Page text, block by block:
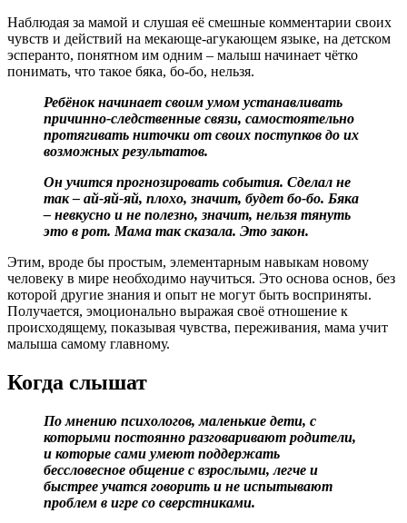
Наблюдая за мамой и слушая её смешные комментарии своих
чувств и действий на мекающе-агукающем языке, на детском
эсперанто, понятном им одним – малыш начинает чётко
понимать, что такое бяка, бо-бо, нельзя.
Ребёнок начинает своим умом устанавливать
причинно-следственные связи, самостоятельно
протягивать ниточки от своих поступков до их
возможных результатов.
Он учится прогнозировать события. Сделал не
так – ай-яй-яй, плохо, значит, будет бо-бо. Бяка
– невкусно и не полезно, значит, нельзя тянуть
это в рот. Мама так сказала. Это закон.
Этим, вроде бы простым, элементарным навыкам новому
человеку в мире необходимо научиться. Это основа основ, без
которой другие знания и опыт не могут быть восприняты.
Получается, эмоционально выражая своё отношение к
происходящему, показывая чувства, переживания, мама учит
малыша самому главному.
Когда слышат
По мнению психологов, маленькие дети, с
которыми постоянно разговаривают родители,
и которые сами умеют поддержать
бессловесное общение с взрослыми, легче и
быстрее учатся говорить и не испытывают
проблем в игре со сверстниками.